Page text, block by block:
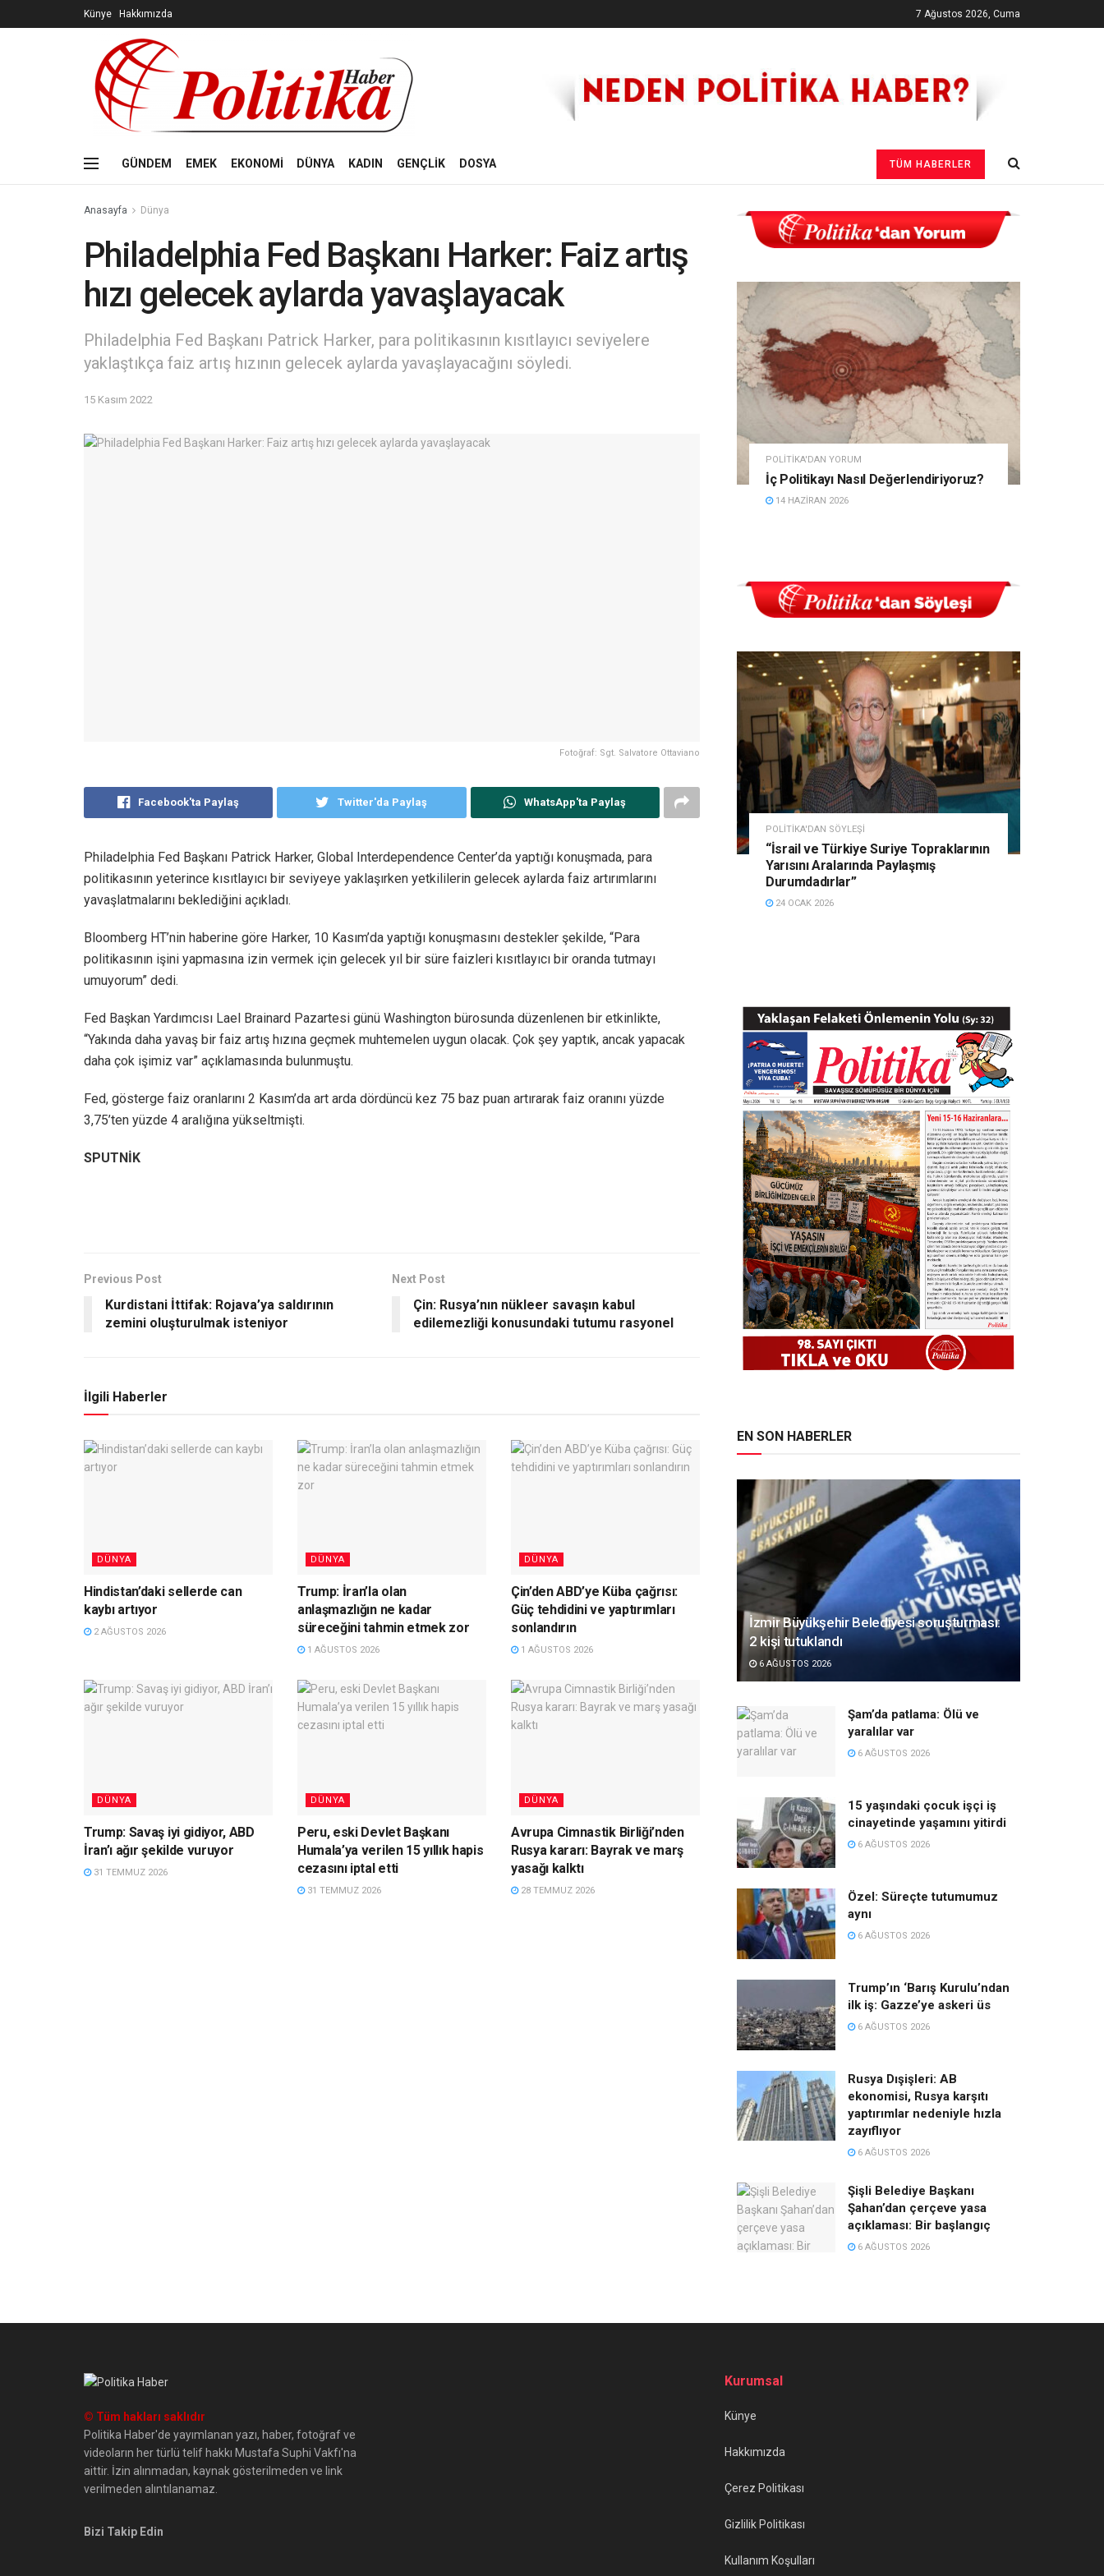
Künye Hakkımızda 7 Ağustos 2026, Cuma
GÜNDEM EMEK EKONOMİ DÜNYA KADIN GENÇLİK DOSYA TÜM HABERLER
Anasayfa Dünya
Philadelphia Fed Başkanı Harker: Faiz artış
hızı gelecek aylarda yavaşlayacak
Philadelphia Fed Başkanı Patrick Harker, para politikasının kısıtlayıcı seviyelere
yaklaştıkça faiz artış hızının gelecek aylarda yavaşlayacağını söyledi.
15 Kasım 2022
Fotoğraf: Sgt. Salvatore Ottaviano
Facebook'ta Paylaş Twitter'da Paylaş WhatsApp'ta Paylaş
Philadelphia Fed Başkanı Patrick Harker, Global Interdependence Center’da yaptığı konuşmada, para
politikasının yeterince kısıtlayıcı bir seviyeye yaklaşırken yetkililerin gelecek aylarda faiz artırımlarını
yavaşlatmalarını beklediğini açıkladı.
Bloomberg HT’nin haberine göre Harker, 10 Kasım’da yaptığı konuşmasını destekler şekilde, “Para
politikasının işini yapmasına izin vermek için gelecek yıl bir süre faizleri kısıtlayıcı bir oranda tutmayı
umuyorum” dedi.
Fed Başkan Yardımcısı Lael Brainard Pazartesi günü Washington bürosunda düzenlenen bir etkinlikte,
“Yakında daha yavaş bir faiz artış hızına geçmek muhtemelen uygun olacak. Çok şey yaptık, ancak yapacak
daha çok işimiz var” açıklamasında bulunmuştu.
Fed, gösterge faiz oranlarını 2 Kasım’da art arda dördüncü kez 75 baz puan artırarak faiz oranını yüzde
3,75’ten yüzde 4 aralığına yükseltmişti.
SPUTNİK
Previous Post
Kurdistani İttifak: Rojava’ya saldırının
zemini oluşturulmak isteniyor
Next Post
Çin: Rusya’nın nükleer savaşın kabul
edilemezliği konusundaki tutumu rasyonel
İlgili Haberler
DÜNYA
Hindistan’daki sellerde can
kaybı artıyor
2 AĞUSTOS 2026
DÜNYA
Trump: İran’la olan
anlaşmazlığın ne kadar
süreceğini tahmin etmek zor
1 AĞUSTOS 2026
DÜNYA
Çin’den ABD’ye Küba çağrısı:
Güç tehdidini ve yaptırımları
sonlandırın
1 AĞUSTOS 2026
DÜNYA
Trump: Savaş iyi gidiyor, ABD
İran’ı ağır şekilde vuruyor
31 TEMMUZ 2026
DÜNYA
Peru, eski Devlet Başkanı
Humala’ya verilen 15 yıllık hapis
cezasını iptal etti
31 TEMMUZ 2026
DÜNYA
Avrupa Cimnastik Birliği’nden
Rusya kararı: Bayrak ve marş
yasağı kalktı
28 TEMMUZ 2026
POLITIKA'DAN YORUM
İç Politikayı Nasıl Değerlendiriyoruz?
14 HAZIRAN 2026
POLITIKA'DAN SÖYLEŞI
“İsrail ve Türkiye Suriye Topraklarının
Yarısını Aralarında Paylaşmış
Durumdadırlar”
24 OCAK 2026
EN SON HABERLER
İzmir Büyükşehir Belediyesi soruşturması:
2 kişi tutuklandı
6 AĞUSTOS 2026
Şam’da patlama: Ölü ve
yaralılar var
6 AĞUSTOS 2026
15 yaşındaki çocuk işçi iş
cinayetinde yaşamını yitirdi
6 AĞUSTOS 2026
Özel: Süreçte tutumumuz
aynı
6 AĞUSTOS 2026
Trump’ın ‘Barış Kurulu’ndan
ilk iş: Gazze’ye askeri üs
6 AĞUSTOS 2026
Rusya Dışişleri: AB
ekonomisi, Rusya karşıtı
yaptırımlar nedeniyle hızla
zayıflıyor
6 AĞUSTOS 2026
Şişli Belediye Başkanı
Şahan’dan çerçeve yasa
açıklaması: Bir başlangıç
6 AĞUSTOS 2026
© Tüm hakları saklıdır
Politika Haber'de yayımlanan yazı, haber, fotoğraf ve
videoların her türlü telif hakkı Mustafa Suphi Vakfı'na
aittir. İzin alınmadan, kaynak gösterilmeden ve link
verilmeden alıntılanamaz.
Bizi Takip Edin
Kurumsal
Künye
Hakkımızda
Çerez Politikası
Gizlilik Politikası
Kullanım Koşulları